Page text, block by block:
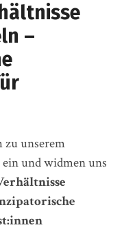
–
zu unserem
und widmen uns